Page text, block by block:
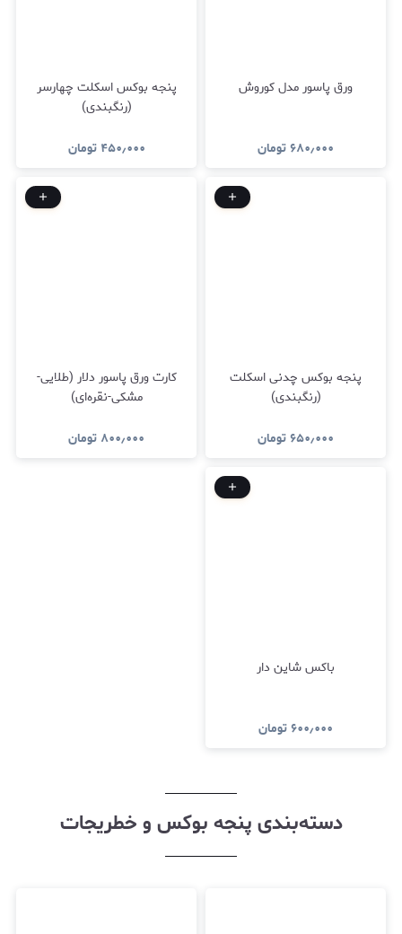
ورق پاسور مدل کوروش
۶۸۰٫۰۰۰تومان
پنجه بوکس اسکلت چهارسر
(رنگبندی)
۴۵۰٫۰۰۰ تومان
پنجه بوکس چدنی اسکلت
(رنگبندی)
۶۵۰٫۰۰۰تومان
کارت ورق پاسور دلار (طلایی-
مشکی-نقره‌ای)
۸۰۰٫۰۰۰ تومان
باکس شاین دار
۶۰۰٫۰۰۰تومان
دسته‌بندی پنجه بوکس و خطریجات